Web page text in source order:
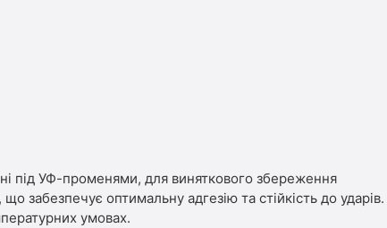
під УФ-променями, для виняткового збереження
оптимальну адгезію та стійкість до ударів.
умовах.